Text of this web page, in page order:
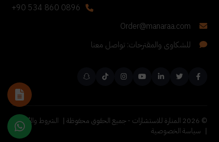
+90 534 860 0896
Order@manaraa.com
للشكاوى والمقترحات: تواصل معنا
©
2026 المنارة للاستشارات - جميع الحقوق محفوظة | الشروط والأحكام
| سياسة الخصوصية